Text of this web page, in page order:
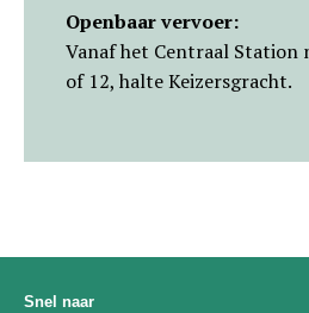
Openbaar vervoer:
Vanaf het Centraal Station
of 12, halte Keizersgracht.
Snel naar